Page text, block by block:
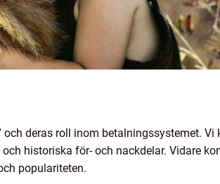
deras roll inom betalningssystemet. Vi
historiska för- och nackdelar. Vidare
populariteten.